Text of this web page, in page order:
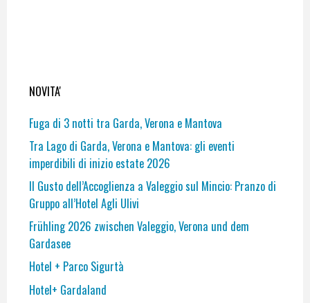
NOVITA'
Fuga di 3 notti tra Garda, Verona e Mantova
Tra Lago di Garda, Verona e Mantova: gli eventi
imperdibili di inizio estate 2026
Il Gusto dell’Accoglienza a Valeggio sul Mincio: Pranzo di
Gruppo all’Hotel Agli Ulivi
Frühling 2026 zwischen Valeggio, Verona und dem
Gardasee
Hotel + Parco Sigurtà
Hotel+ Gardaland